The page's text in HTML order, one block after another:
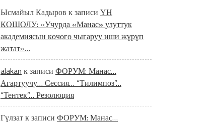
Ысмайыл Кадыров к записи ҮН
КОШОЛУ: «Учурда «Манас» улуттук
академиясын көчөгө чыгаруу иши жүрүп
жатат»…
alakan к записи ФОРУМ: Манас…
Агартуучу… Сессия… “Тилимпоз”…
“Тентек”… Резолюция
Гүлзатк записи ФОРУМ: Манас…